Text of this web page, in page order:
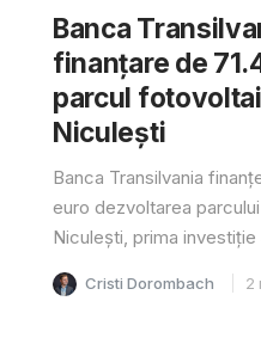
Banca
finanțare de
parcul
Niculești
Banca Transilvania
euro dezvoltarea
Niculești, prima investiție
Cristi Dorombach 2